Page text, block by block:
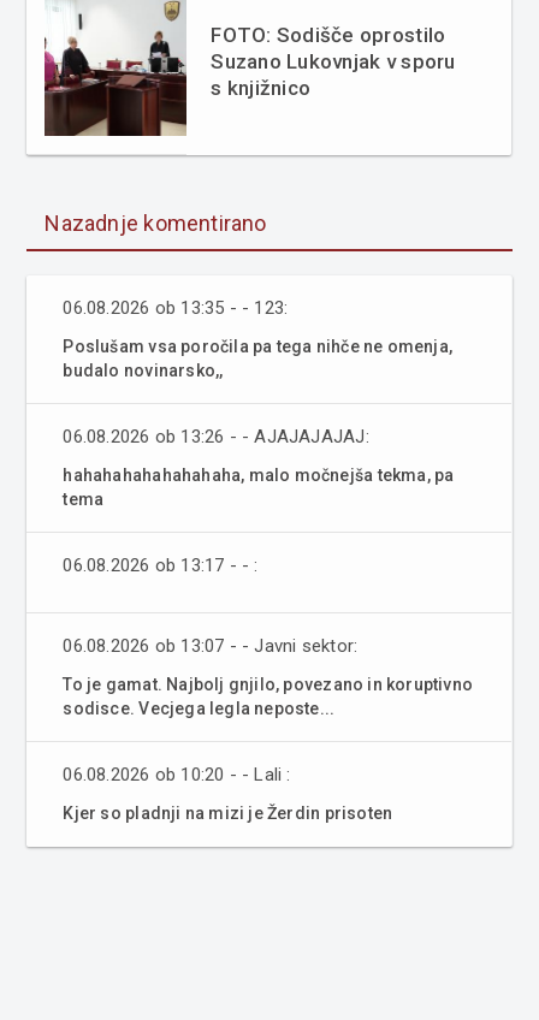
FOTO: Sodišče oprostilo
Suzano Lukovnjak v sporu
s knjižnico
Nazadnje komentirano
06.08.2026 ob 13:35 - - 123:
Poslušam vsa poročila pa tega nihče ne omenja,
budalo novinarsko,,
06.08.2026 ob 13:26 - - AJAJAJAJAJ:
hahahahahahahahaha, malo močnejša tekma, pa
tema
06.08.2026 ob 13:17 - - :
06.08.2026 ob 13:07 - - Javni sektor:
To je gamat. Najbolj gnjilo, povezano in koruptivno
sodisce. Vecjega legla neposte...
06.08.2026 ob 10:20 - - Lali :
Kjer so pladnji na mizi je Žerdin prisoten